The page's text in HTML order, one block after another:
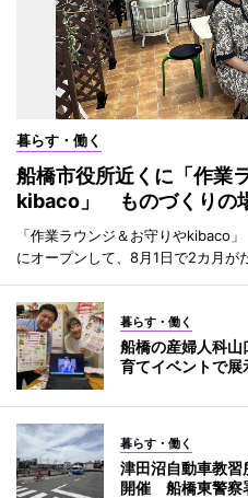
暮らす・働く
船橋市役所近くに「作業
kibaco」 ものづくりの
「作業ラウンジ＆お守りやkibaco
にオープンして、8月1日で2カ月が
暮らす・働く
船橋の産婦人科
育てイベントで展
暮らす・働く
津田沼自動車教習
開催 船橋東警察